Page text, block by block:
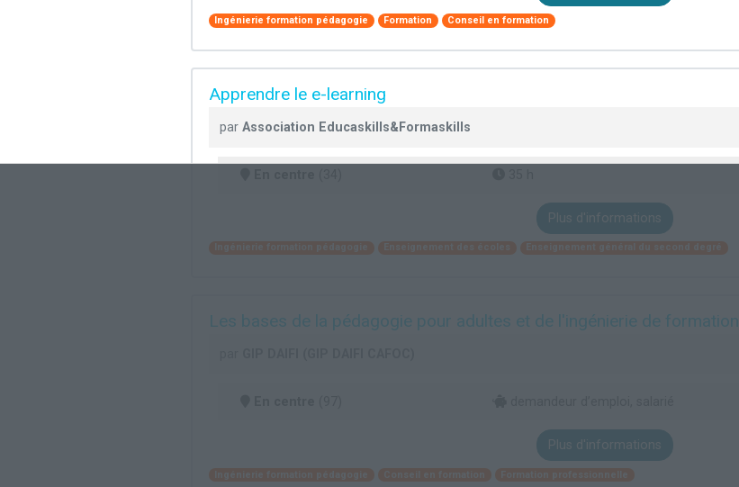
Ingénierie formation pédagogie Formation Conseil en formation
Apprendre le e-learning
par Association Educaskills&Formaskills
Plus d'informations
Les bases de la pédagogie pour adultes et de l'ingénierie de formation
Plus d'informations